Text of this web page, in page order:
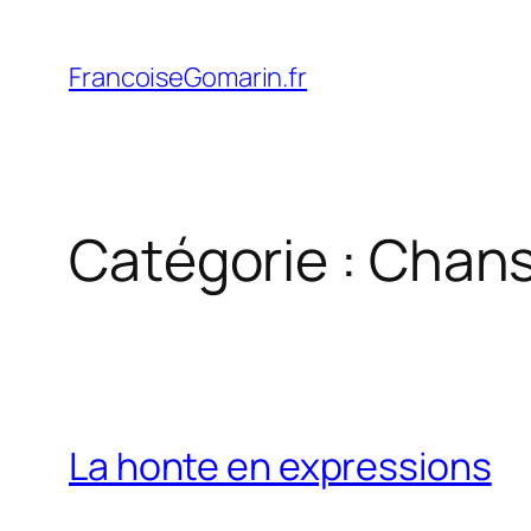
contenu
FrancoiseGomarin.fr
Catégorie :
La honte en expressions